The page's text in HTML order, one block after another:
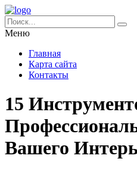
Меню
Главная
Карта сайта
Контакты
15
Вашего